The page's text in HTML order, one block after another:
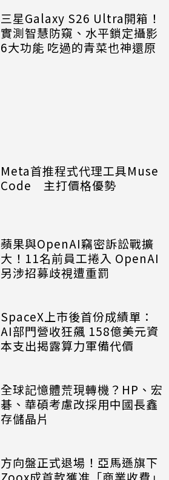
三星Galaxy S26 Ultra開箱！
實測智慧防窺、水平鎖定攝影
6大功能 吃過的青菜也神還原
Meta首推程式代理工具Muse
Code 主打價格優勢
蘋果與OpenAI竊密訴訟戰擴
大！11名前員工捲入 OpenAI
另涉招募歧視遭重罰
SpaceX上市後首份成績單：
AI部門營收狂飆 158億美元資
本支出揭露算力軍備代價
全球記憶體荒現轉機？HP、宏
碁、華碩考慮改採用中國長鑫
存儲晶片
方向盤正式退場！亞馬遜旗下